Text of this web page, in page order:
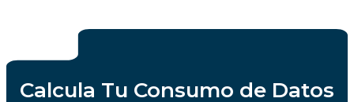
Calcula Tu Consumo de Datos